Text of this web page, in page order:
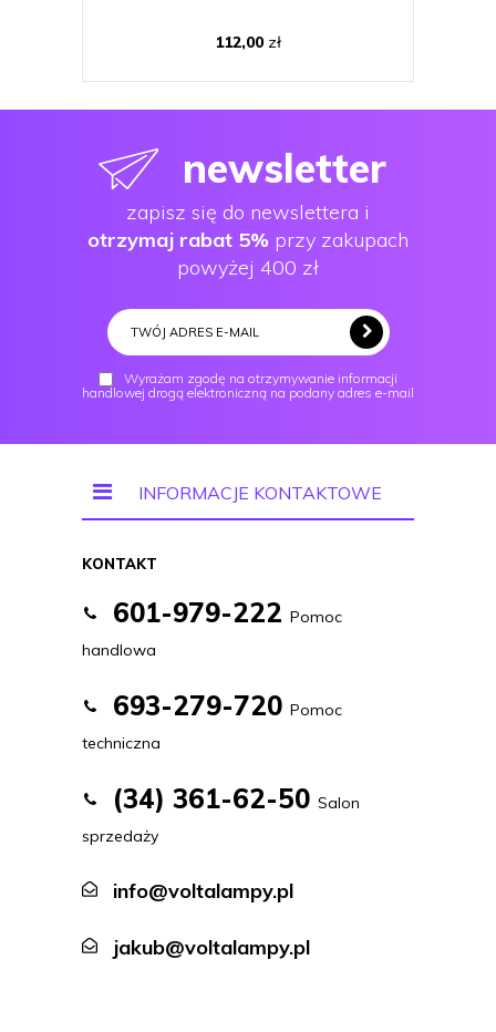
112,00 zł
newsletter
zapisz się do newslettera i
otrzymaj rabat 5% przy zakupach
powyżej 400 zł
Wyrażam zgodę na otrzymywanie informacji
handlowej drogą elektroniczną na podany adres e-mail
INFORMACJE KONTAKTOWE
KONTAKT
601-979-222 Pomoc
handlowa
693-279-720 Pomoc
techniczna
(34) 361-62-50 Salon
sprzedaży
info@voltalampy.pl
jakub@voltalampy.pl